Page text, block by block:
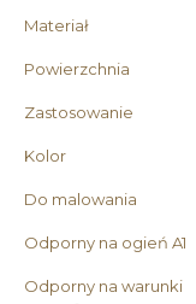
Materiał
Powierzchnia
Zastosowanie
Kolor
Do malowania
Odporny na ogień A1
Odporny na warunki